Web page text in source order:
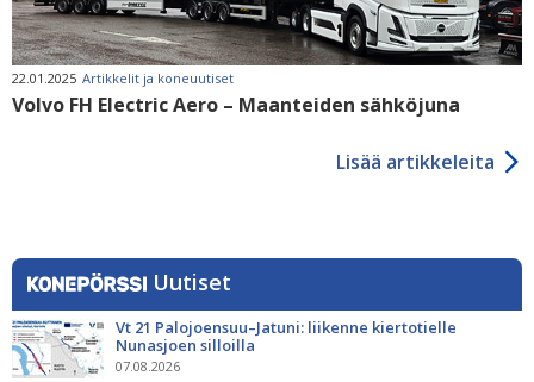
22.01.2025 Artikkelit ja koneuutiset
Volvo FH Electric Aero – Maanteiden sähköjuna
Lisää artikkeleita
Uutiset
Vt 21 Palojoensuu–Jatuni: liikenne kiertotielle
Nunasjoen silloilla
07.08.2026